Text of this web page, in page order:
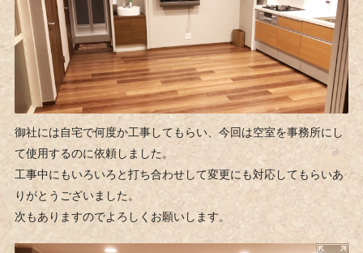
御社には自宅で何度か工事してもらい、今回は空室を事務所にし
て使用するのに依頼しました。
工事中にもいろいろと打ち合わせして変更にも対応してもらいあ
りがとうございました。
次もありますのでよろしくお願いします。